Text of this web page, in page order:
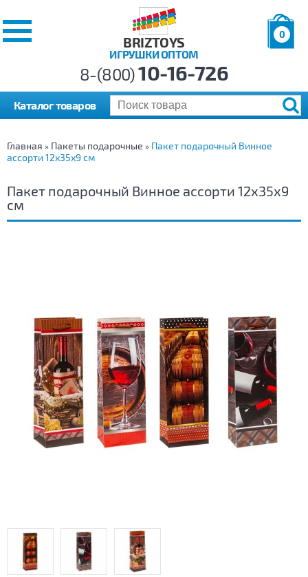
BRIZTOYS
ИГРУШКИ ОПТОМ
0
р.
8-(800)10-16-726
Каталог товаров
Главная » Пакеты подарочные » Пакет подарочный Винное
ассорти 12х35х9 см
Пакет подарочный Винное ассорти 12х35х9
см